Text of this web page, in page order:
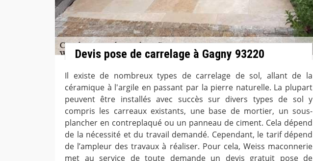
Devis pose de carrelage à Gagny 93220
Il existe de nombreux types de carrelage de sol, allant de la
céramique à l'argile en passant par la pierre naturelle. La plupart
peuvent être installés avec succès sur divers types de sol y
compris les carreaux existants, une base de mortier, un sous-
plancher en contreplaqué ou un panneau de ciment. Cela dépend
de la nécessité et du travail demandé. Cependant, le tarif dépend
de l’ampleur des travaux à réaliser. Pour cela, Weiss maconnerie
met au service de toute demande un devis gratuit pose de